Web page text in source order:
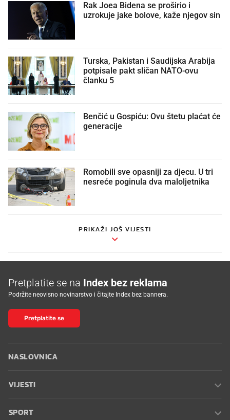
Rak Joea Bidena se proširio i
uzrokuje jake bolove, kaže njegov sin
Turska, Pakistan i Saudijska Arabija
potpisale pakt sličan NATO-ovu
članku 5
Benčić u Gospiću: Ovu štetu plaćat će
generacije
Romobili sve opasniji za djecu. U tri
nesreće poginula dva maloljetnika
PRIKAŽI JOŠ VIJESTI
Pretplatite se na Index bez reklama
Podržite neovisno novinarstvo i čitajte Index bez bannera.
Pretplatite se
NASLOVNICA
VIJESTI
SPORT